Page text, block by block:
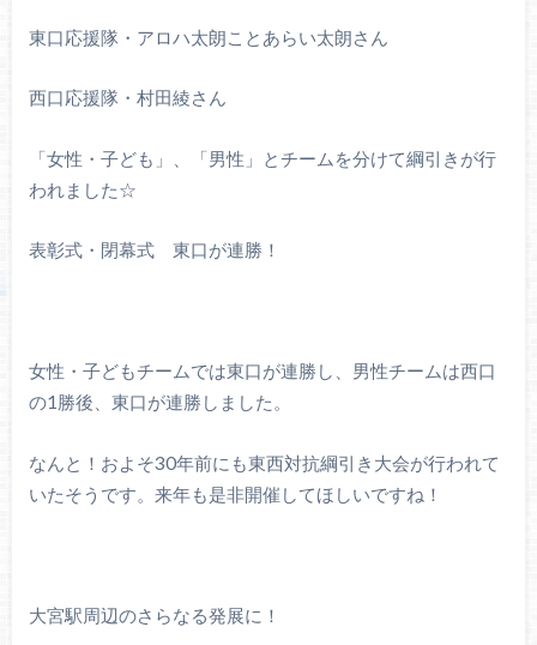
東⼝応援隊・アロハ太朗ことあらい太朗さん
⻄⼝応援隊・村⽥綾さん
「女性・子ども」、「男性」とチームを分けて綱引きが行
われました☆
表彰式・閉幕式 東口が連勝！
女性・子どもチームでは東口が連勝し、男性チームは西口
の1勝後、東口が連勝しました。
なんと！およそ30年前にも東西対抗綱引き大会が行われて
いたそうです。来年も是非開催してほしいですね！
⼤宮駅周辺のさらなる発展に！